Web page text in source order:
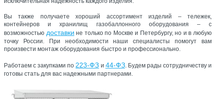
Вы также получаете хороший ассортимент изделий – тележек,
контейнеров и хранилищ газобаллонного оборудования – с
возможностью доставки не только по Москве и Петербургу, но и в любую
точку России. При необходимости наши специалисты помогут вам
произвести монтаж оборудования быстро и профессионально.
Работаем с закупками по223-ФЗ и 44-ФЗ. Будем рады сотрудничеству и
готовы стать для вас надежными партнерами.